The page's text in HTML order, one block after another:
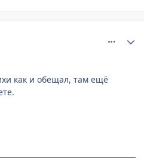
как и обещал, там ещё